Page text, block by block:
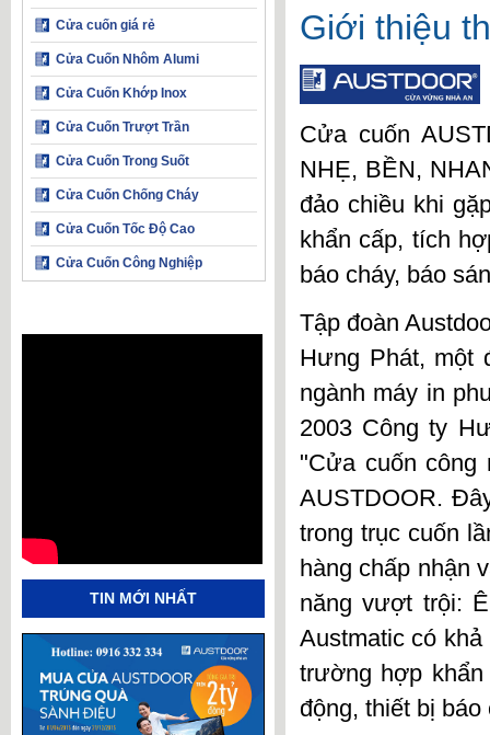
Cửa cuốn giá rẻ
Cửa Cuốn Nhôm Alumi
Cửa Cuốn Khớp Inox
Cửa Cuốn Trượt Trần
Cửa Cuốn Trong Suốt
Cửa Cuốn Chống Cháy
Cửa Cuốn Tốc Độ Cao
Cửa Cuốn Công Nghiệp
TIN MỚI NHẤT
Giới thiệu
Cửa cuốn
NHẸ, BỀN,
đảo chiều khi
khẩn cấp, tích
báo cháy, báo
Tập đoàn
Hưng Phát, một
ngành máy in
2003 Công ty
"Cửa cuốn công
AUSTDOOR.
trong trục cuốn
hàng chấp nhận
năng vượt trội:
Austmatic có
trường hợp
động, thiết bị